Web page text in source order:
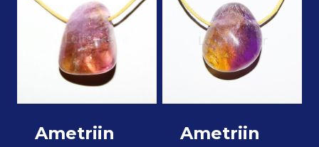
Ametriin
Ametriin